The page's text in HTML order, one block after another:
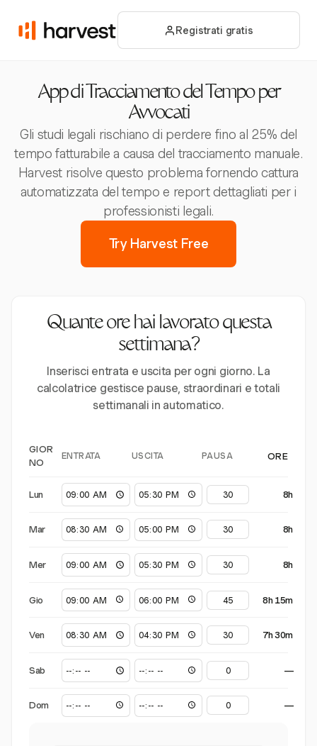
Registrati gratis
App di Tracciamento del Tempo per
Avvocati
Gli studi legali rischiano di perdere fino al 25% del
tempo fatturabile a causa del tracciamento manuale.
Harvest risolve questo problema fornendo cattura
automatizzata del tempo e report dettagliati per i
professionisti legali.
Try Harvest Free
Quante ore hai lavorato questa
settimana?
Inserisci entrata e uscita per ogni giorno. La
calcolatrice gestisce pause, straordinari e totali
settimanali in automatico.
GIOR
NO
ENTRATA USCITA PAUSA ORE
Lun 8h
Mar 8h
Mer 8h
Gio 8h 15m
Ven 7h 30m
Sab —
Dom —